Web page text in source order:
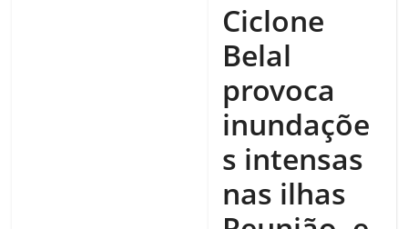
Ciclone
Belal
provoca
inundaçõe
s intensas
nas ilhas